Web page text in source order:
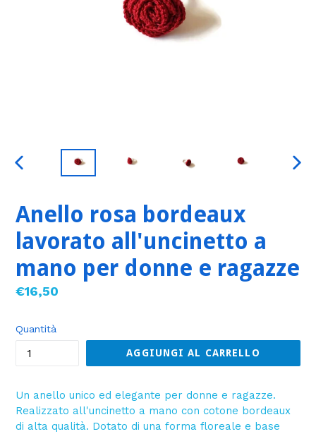
Anello rosa bordeaux
lavorato all'uncinetto a
mano per donne e ragazze
Prezzo
listino
€16,50
Quantità
AGGIUNGI AL CARRELLO
Un anello unico ed elegante per donne e ragazze.
Realizzato all'uncinetto a mano con cotone bordeaux
di alta qualità. Dotato di una forma floreale e base